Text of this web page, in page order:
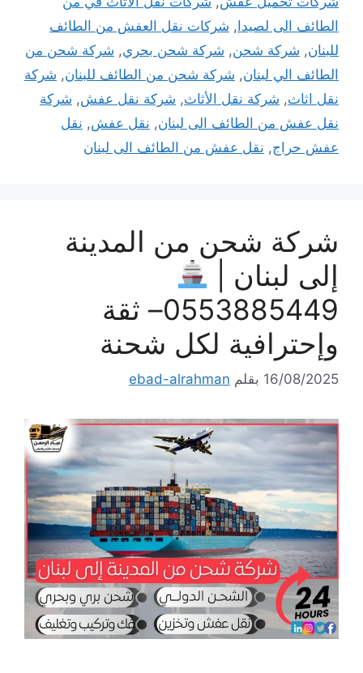
الطائف الى لصيدا, شركات نقل العفش من الطائف
للبنان, شركة شحن, شركة شحن بحري, شركة شحن من
الطائف الي لبنان, شركة شحن من الطائف للبنان, شركة
نقل اثاث, شركة نقل الأثاث, شركة نقل عفش, شركة
نقل عفش من الطائف الى لبنان, نقل عفش, نقل
عفش حراج, نقل عفش من الطائف الى لبنان
شركة شحن من المدينة
إلى لبنان |
0553885449– ثقة
وإحترافية لكل شحنة
16/08/2025 بقلم ebad-alrahman